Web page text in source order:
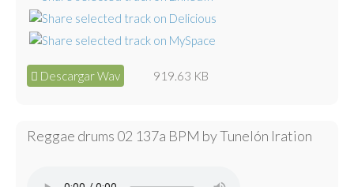
Descargar Wav 919.63 KB
Reggae drums 02 137a BPM by Tunelón Iration